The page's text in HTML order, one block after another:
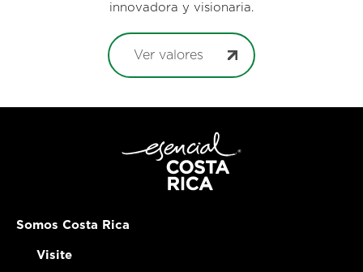
innovadora y visionaria.
Ver valores
Somos Costa Rica
Visite